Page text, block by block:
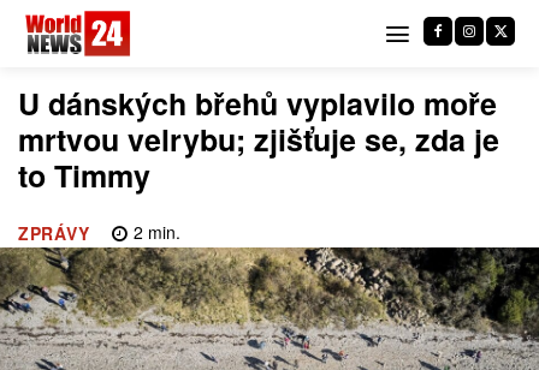
U dánských břehů vyplavilo moře
mrtvou velrybu; zjišťuje se, zda je
to Timmy
ZPRÁVY 2 min.